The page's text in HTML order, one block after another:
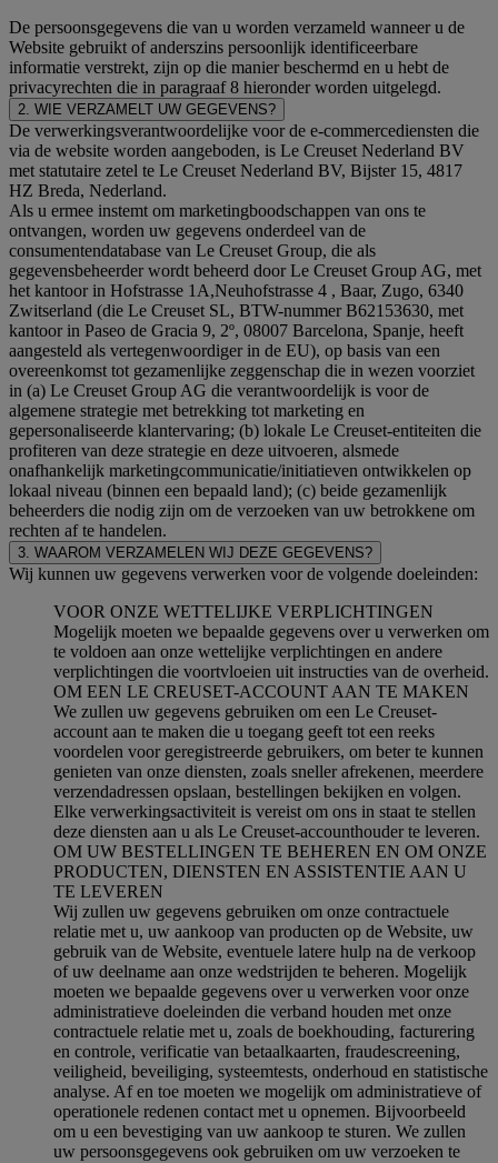
De persoonsgegevens die van u worden verzameld wanneer u de
Website gebruikt of anderszins persoonlijk identificeerbare
informatie verstrekt, zijn op die manier beschermd en u hebt de
privacyrechten die in paragraaf 8 hieronder worden uitgelegd.
2. WIE VERZAMELT UW GEGEVENS?
De verwerkingsverantwoordelijke voor de e-commercediensten die
via de website worden aangeboden, is Le Creuset Nederland BV
met statutaire zetel te Le Creuset Nederland BV, Bijster 15, 4817
HZ Breda, Nederland.
Als u ermee instemt om marketingboodschappen van ons te
ontvangen, worden uw gegevens onderdeel van de
consumentendatabase van Le Creuset Group, die als
gegevensbeheerder wordt beheerd door Le Creuset Group AG, met
het kantoor in Hofstrasse 1A,Neuhofstrasse 4 , Baar, Zugo, 6340
Zwitserland (die Le Creuset SL, BTW-nummer B62153630, met
kantoor in Paseo de Gracia 9, 2º, 08007 Barcelona, Spanje, heeft
aangesteld als vertegenwoordiger in de EU), op basis van een
overeenkomst tot gezamenlijke zeggenschap die in wezen voorziet
in (a) Le Creuset Group AG die verantwoordelijk is voor de
algemene strategie met betrekking tot marketing en
gepersonaliseerde klantervaring; (b) lokale Le Creuset-entiteiten die
profiteren van deze strategie en deze uitvoeren, alsmede
onafhankelijk marketingcommunicatie/initiatieven ontwikkelen op
lokaal niveau (binnen een bepaald land); (c) beide gezamenlijk
beheerders die nodig zijn om de verzoeken van uw betrokkene om
rechten af te handelen.
3. WAAROM VERZAMELEN WIJ DEZE GEGEVENS?
Wij kunnen uw gegevens verwerken voor de volgende doeleinden:
VOOR ONZE WETTELIJKE VERPLICHTINGEN
Mogelijk moeten we bepaalde gegevens over u verwerken om
te voldoen aan onze wettelijke verplichtingen en andere
verplichtingen die voortvloeien uit instructies van de overheid.
OM EEN LE CREUSET-ACCOUNT AAN TE MAKEN
We zullen uw gegevens gebruiken om een Le Creuset-
account aan te maken die u toegang geeft tot een reeks
voordelen voor geregistreerde gebruikers, om beter te kunnen
genieten van onze diensten, zoals sneller afrekenen, meerdere
verzendadressen opslaan, bestellingen bekijken en volgen.
Elke verwerkingsactiviteit is vereist om ons in staat te stellen
deze diensten aan u als Le Creuset-accounthouder te leveren.
OM UW BESTELLINGEN TE BEHEREN EN OM ONZE
PRODUCTEN, DIENSTEN EN ASSISTENTIE AAN U
TE LEVEREN
Wij zullen uw gegevens gebruiken om onze contractuele
relatie met u, uw aankoop van producten op de Website, uw
gebruik van de Website, eventuele latere hulp na de verkoop
of uw deelname aan onze wedstrijden te beheren. Mogelijk
moeten we bepaalde gegevens over u verwerken voor onze
administratieve doeleinden die verband houden met onze
contractuele relatie met u, zoals de boekhouding, facturering
en controle, verificatie van betaalkaarten, fraudescreening,
veiligheid, beveiliging, systeemtests, onderhoud en statistische
analyse. Af en toe moeten we mogelijk om administratieve of
operationele redenen contact met u opnemen. Bijvoorbeeld
om u een bevestiging van uw aankoop te sturen. We zullen
uw persoonsgegevens ook gebruiken om uw verzoeken te